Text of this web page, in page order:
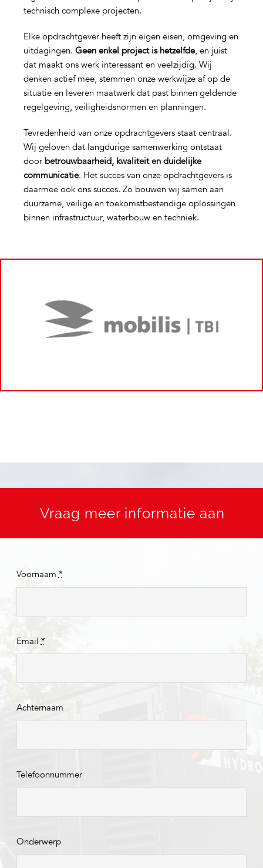
technisch complexe projecten.
Elke opdrachtgever heeft zijn eigen eisen, omgeving en
uitdagingen. Geen enkel project is hetzelfde, en juist
dat maakt ons werk interessant en veelzijdig. Wij
denken actief mee, stemmen onze werkwijze af op de
situatie en leveren maatwerk dat past binnen geldende
regelgeving, veiligheidsnormen en planningen.
Tevredenheid van onze opdrachtgevers staat centraal.
Wij geloven dat langdurige samenwerking ontstaat
door betrouwbaarheid, kwaliteit en duidelijke
communicatie. Het succes van onze opdrachtgevers is
daarmee ook ons succes. Zo bouwen wij samen aan
duurzame, veilige en toekomstbestendige oplossingen
binnen infrastructuur, waterbouw en techniek.
Vraag meer informatie aan
Voornaam *
Email *
Achternaam
Telefoonnummer
Onderwerp